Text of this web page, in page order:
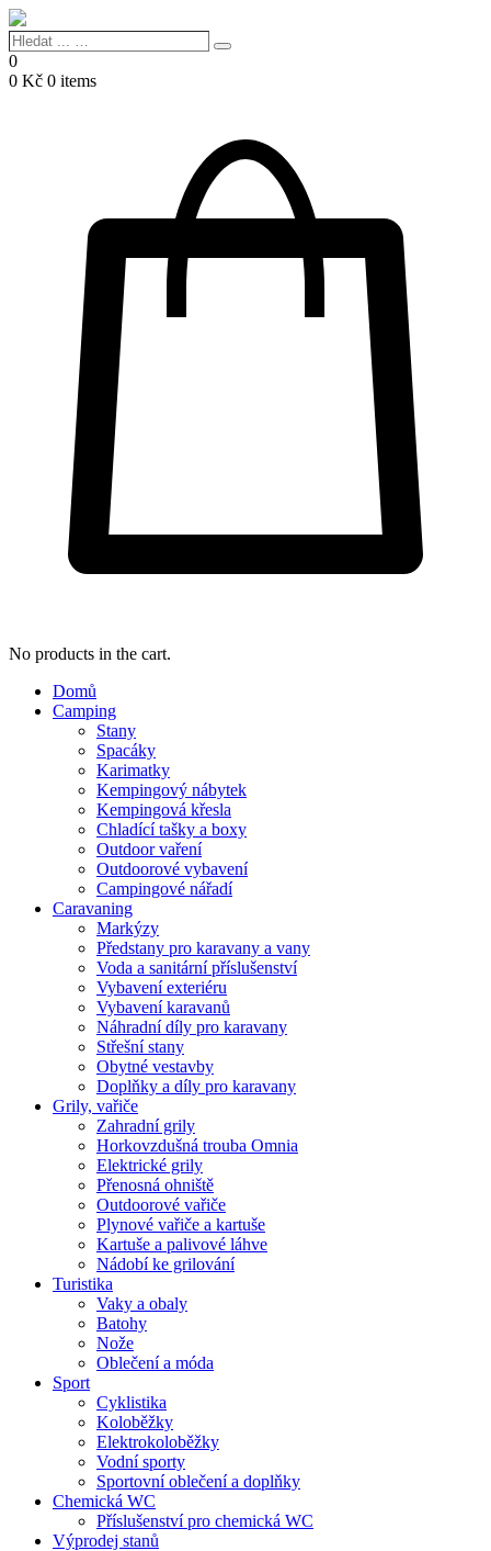
Hledat
...
…
Search
0
0 Kč 0 items
No products in the cart.
Domů
Camping
Stany
Spacáky
Karimatky
Kempingový nábytek
Kempingová křesla
Chladící tašky a boxy
Outdoor vaření
Outdoorové vybavení
Campingové nářadí
Caravaning
Markýzy
Předstany pro karavany a vany
Voda a sanitární příslušenství
Vybavení exteriéru
Vybavení karavanů
Náhradní díly pro karavany
Střešní stany
Obytné vestavby
Doplňky a díly pro karavany
Grily, vařiče
Zahradní grily
Horkovzdušná trouba Omnia
Elektrické grily
Přenosná ohniště
Outdoorové vařiče
Plynové vařiče a kartuše
Kartuše a palivové láhve
Nádobí ke grilování
Turistika
Vaky a obaly
Batohy
Nože
Oblečení a móda
Sport
Cyklistika
Koloběžky
Elektrokoloběžky
Vodní sporty
Sportovní oblečení a doplňky
Chemická WC
Příslušenství pro chemická WC
Výprodej stanů